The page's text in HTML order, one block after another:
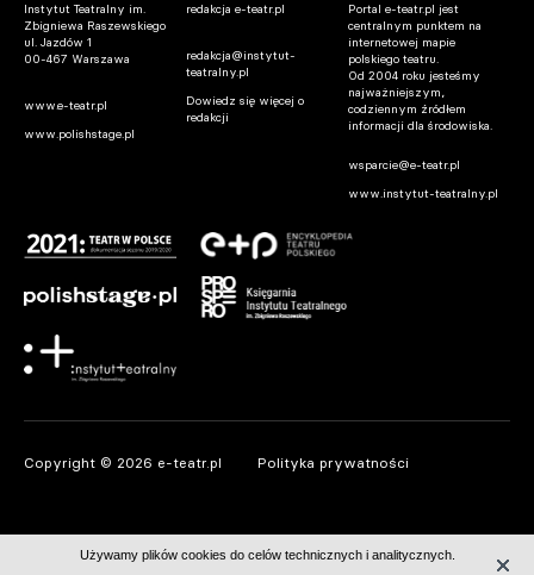
Instytut Teatralny im.
Zbigniewa Raszewskiego
ul. Jazdów 1
00-467 Warszawa
www.e-teatr.pl
www.polishstage.pl
redakcja e-teatr.pl
redakcja@instytut-
teatralny.pl
Dowiedz się więcej o
redakcji
Portal e-teatr.pl jest
centralnym punktem na
internetowej mapie
polskiego teatru.
Od 2004 roku jesteśmy
najważniejszym,
codziennym źródłem
informacji dla środowiska.
wsparcie@e-teatr.pl
www.instytut-teatralny.pl
Copyright © 2026 e-teatr.pl Polityka prywatności
Używamy plików cookies do celów technicznych i analitycznych.